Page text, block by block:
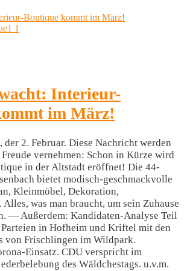
Boutique kommt im März!
Interieur-
im März!
der 2. Februar. Diese Nachricht werden
vernehmen: Schon in Kürze wird
in der Altstadt eröffnet! Die 44-
bietet modisch-geschmackvolle
Kleinmöbel, Dekoration,
was man braucht, um sein Zuhause
— Außerdem: Kandidaten-Analyse Teil
Parteien in Hofheim und Kriftel mit den
von Frischlingen im Wildpark.
Einsatz. CDU verspricht im
des Wäldchestags. u.v.m.